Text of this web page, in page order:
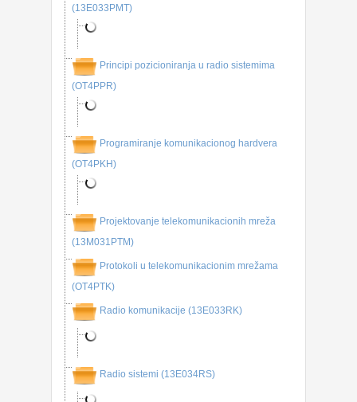
(13E033PMT)
Principi pozicioniranja u radio sistemima
(OT4PPR)
Programiranje komunikacionog hardvera
(OT4PKH)
Projektovanje telekomunikacionih mreža
(13M031PTM)
Protokoli u telekomunikacionim mrežama
(OT4PTK)
Radio komunikacije (13E033RK)
Radio sistemi (13E034RS)